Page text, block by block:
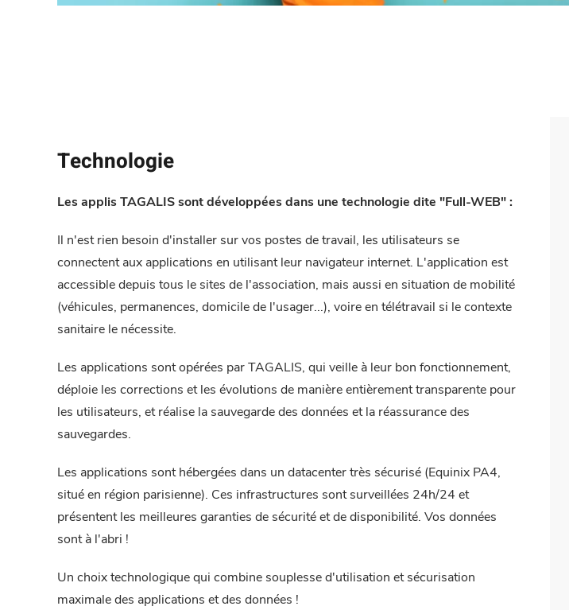
Technologie
Les applis TAGALIS sont développées dans une technologie dite "Full-WEB" :
Il n'est rien besoin d'installer sur vos postes de travail, les utilisateurs se
connectent aux applications en utilisant leur navigateur internet. L'application est
accessible depuis tous le sites de l'association, mais aussi en situation de mobilité
(véhicules, permanences, domicile de l'usager...), voire en télétravail si le contexte
sanitaire le nécessite.
Les applications sont opérées par TAGALIS, qui veille à leur bon fonctionnement,
déploie les corrections et les évolutions de manière entièrement transparente pour
les utilisateurs, et réalise la sauvegarde des données et la réassurance des
sauvegardes.
Les applications sont hébergées dans un datacenter très sécurisé (Equinix PA4,
situé en région parisienne). Ces infrastructures sont surveillées 24h/24 et
présentent les meilleures garanties de sécurité et de disponibilité. Vos données
sont à l'abri !
Un choix technologique qui combine souplesse d'utilisation et sécurisation
maximale des applications et des données !